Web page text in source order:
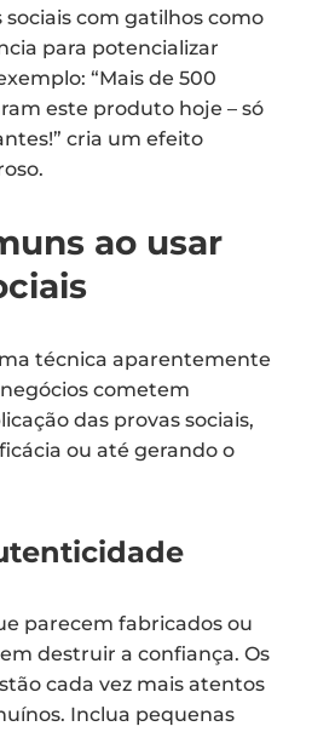
com gatilhos como
para potencializar
“Mais de 500
este produto hoje – só
cria um efeito
ao usar
técnica aparentemente
cometem
das provas sociais,
ou até gerando o
parecem fabricados ou
destruir a confiança. Os
cada vez mais atentos
Inclua pequenas